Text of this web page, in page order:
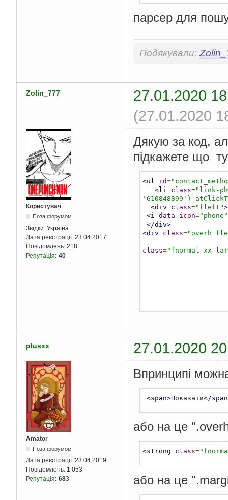
парсер для
Подякували:
Zolin_777
27.01.2020
(27.01.2020
Користувач
Поза форумом
Звідки: Україна
Дата реєстрації: 23.04.2017
Повідомлень: 218
Репутація: 40
Дякую за код,
підкажете що
<ul id=
<li
class="link-
'610848899'}
<div
class="fleft">
<i data-icon="phone"
</div>
<div
class="overh
class="fnormal xx-
plusxx 27.01.2020
Amator
Поза форумом
Дата реєстрації: 23.04.2019
Повідомлень: 1 053
Репутація: 683
Впринципі
<span>Показати</
або на це
<strong class=
або на це